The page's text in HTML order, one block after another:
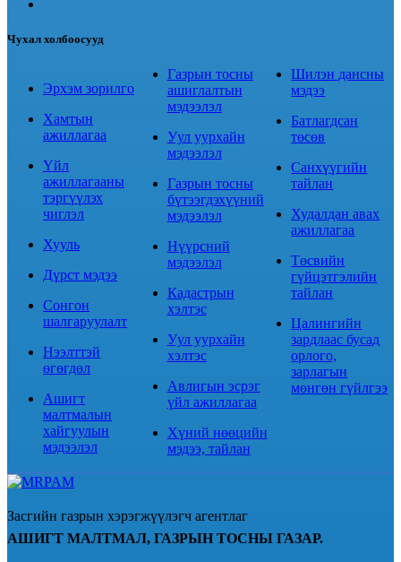
Чухал холбоосууд
Эрхэм зорилго
Хамтын
ажиллагаа
Үйл
ажиллагааны
тэргүүлэх
чиглэл
Хууль
Дүрст мэдээ
Сонгон
шалгаруулалт
Нээлттэй
өгөгдөл
Ашигт
малтмалын
хайгуулын
мэдээлэл
Газрын тосны
ашиглалтын
мэдээлэл
Уул уурхайн
мэдээлэл
Газрын тосны
бүтээгдэхүүний
мэдээлэл
Нүүрсний
мэдээлэл
Кадастрын
хэлтэс
Уул уурхайн
хэлтэс
Авлигын эсрэг
үйл ажиллагаа
Хүний нөөцийн
мэдээ, тайлан
Шилэн дансны
мэдээ
Батлагдсан
төсөв
Санхүүгийн
тайлан
Худалдан авах
ажиллагаа
Төсвийн
гүйцэтгэлийн
тайлан
Цалингийн
зардлаас бусад
орлого,
зарлагын
мөнгөн гүйлгээ
Засгийн газрын хэрэгжүүлэгч агентлаг
АШИГТ МАЛТМАЛ, ГАЗРЫН ТОСНЫ ГАЗАР.